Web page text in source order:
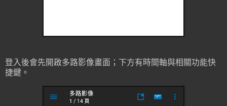
登入後會先開啟多路影像畫面；下方有時間軸與相關功能快
捷鍵。